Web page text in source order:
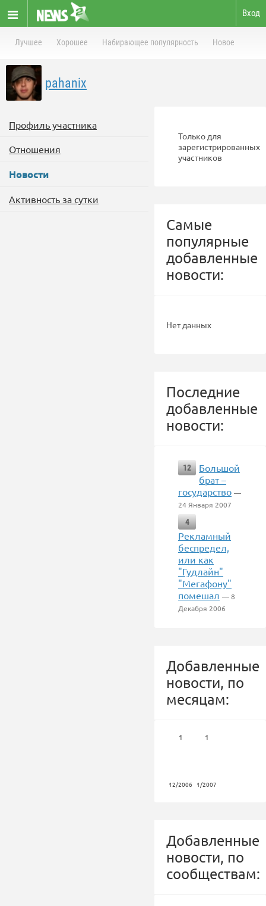
Вход
Лучшее Хорошее Набирающее популярность Новое
pahanix
Профиль участника
Отношения
Новости
Активность за сутки
Только для
зарегистрированных
участников
Самые
популярные
добавленные
новости:
Нет данных
Последние
добавленные
новости:
12
Большой
брат –
государство —
24 Января 2007
4
Рекламный
беспредел,
или как
"Гудлайн"
"Мегафону"
помешал — 8
Декабря 2006
Добавленные
новости, по
месяцам:
1
12/2006
1
1/2007
Добавленные
новости, по
сообществам: